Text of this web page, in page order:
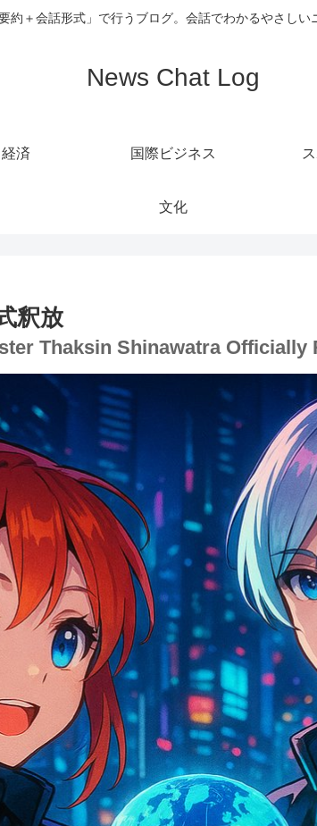
約＋会話形式」で行うブログ。会話でわかるやさしい
News Chat Log
経済 国際ビジネス
文化
釈放
Thaksin Shinawatra Officially